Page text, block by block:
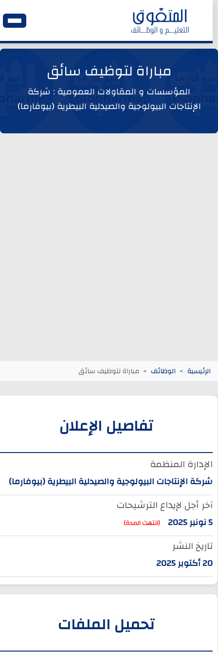
وظائف اليوم
مباراة لتوظيف سائق
المؤسسات و المقاولات العمومية : شركة
الإنتاجات البيولوجية والصيدلية البيطرية (بيوفارما)
الرئيسية الوظائف مباراة لتوظيف سائق
تفاصيل الإعلان
الإدارة المنظمة
شركة الإنتاجات البيولوجية والصيدلية البيطرية (بيوفارما)
آخر أجل لإيداع الترشيحات
(انتهت المدة)
تاريخ النشر
20 أكتوبر 2025
تحميل الملفات